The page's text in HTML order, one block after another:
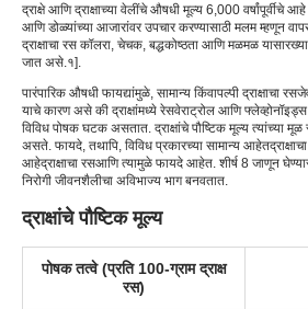
द्राक्षाचा रस सेवन करताना घ्यावयाची
वारंवार विचारले जाणारे प्रश्न
द्राक्षे आणि द्राक्षाच्या वेलींचे औषधी मूल्य 6,000 वर्षांपूर्वीचे आहे
आणि डोळ्यांच्या आजारांवर उपचार करण्यासाठी मलम म्हणून
द्राक्षाचा रस कॉलरा, चेचक, बद्धकोष्ठता आणि मळमळ
जात असे.१].
पारंपारिक औषधी फायद्यांमुळे, सामान्य किंवापल्पी द्राक्षाचा रस
याचे कारण असे की द्राक्षांमध्ये रेसवेराट्रोल आणि
विविध पोषक घटक असतात. द्राक्षांचे पौष्टिक मूल्य
असते. फायदे, तथापि, विविध प्रकारच्या सामान्य आहेत
आहेद्राक्षाचा रसआणि त्यामुळे फायदे आहेत. शीर्ष 8 जाणून
निरोगी जीवनशैलीचा अविभाज्य भाग बनवतात.
द्राक्षांचे पौष्टिक मूल्य
पोषक तत्वे (प्रति 100-ग्राम द्राक्ष
रस)